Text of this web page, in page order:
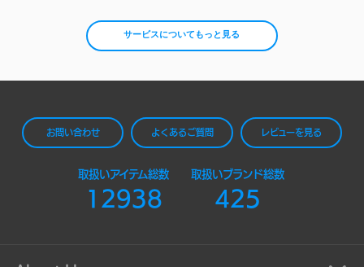
サービスについてもっと見る
お問い合わせ よくあるご質問 レビューを見る
取扱いアイテム総数
12938
取扱いブランド総数
425